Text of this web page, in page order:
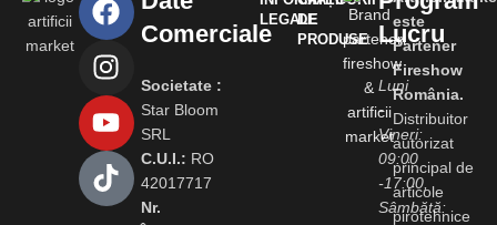
Comerciale
Societate :
Star Bloom
SRL
C.U.I.: RO
42017717
Nr.
LEGALE
DE
PRODUSE
Lucru
Luni
-
Vineri:
09:00
-17:00,
Sâmbătă:
este
Partener
Fireshow
România.
Distribuitor
autorizat
principal de
articole
pirotehnice